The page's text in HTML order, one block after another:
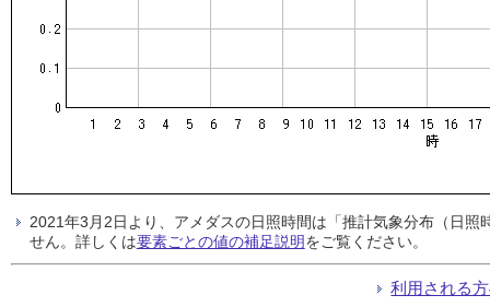
2021年3月2日より、アメダスの日照時間は「推計気象分布（日
せん。詳しくは要素ごとの値の補足説明をご覧ください。
利用される